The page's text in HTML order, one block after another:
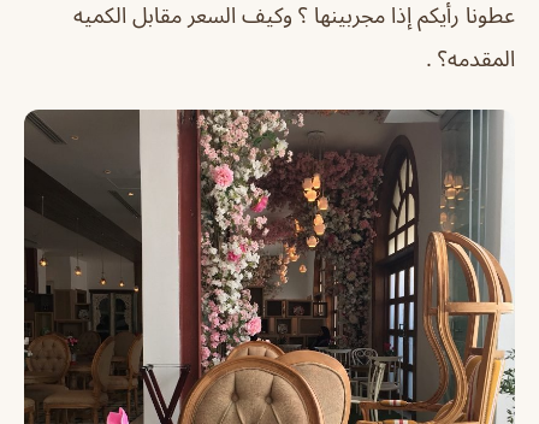
عطونا رأيكم إذا مجربينها ؟ وكيف السعر مقابل الكميه
المقدمه؟ .